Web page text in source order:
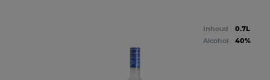
Inhoud
0.7L
Alcohol
40%